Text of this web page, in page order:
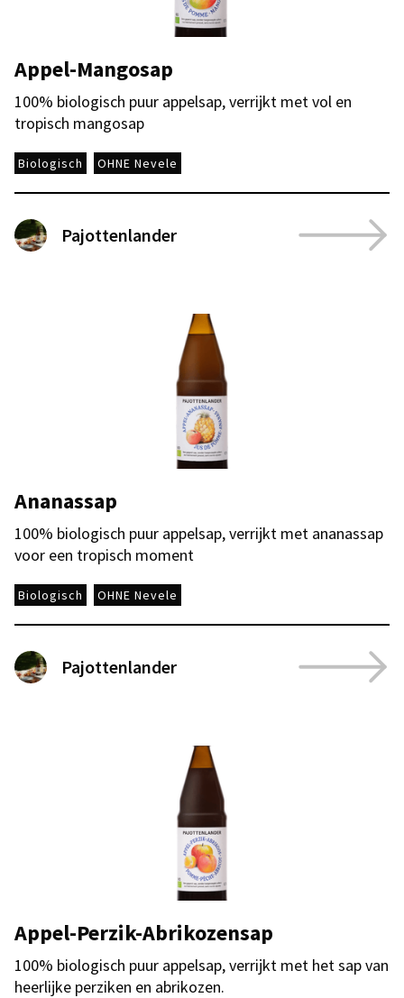
Appel-Mangosap
100% biologisch puur appelsap, verrijkt met vol en
tropisch mangosap
Biologisch OHNE Nevele
Pajottenlander
Ananassap
100% biologisch puur appelsap, verrijkt met ananassap
voor een tropisch moment
Biologisch OHNE Nevele
Pajottenlander
Appel-Perzik-Abrikozensap
100% biologisch puur appelsap, verrijkt met het sap van
heerlijke perziken en abrikozen.